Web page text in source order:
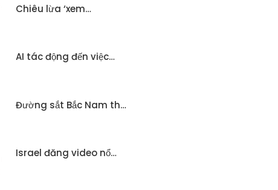
Chiêu lừa ‘xem…
AI tác động đến việc…
Đường sắt Bắc Nam th…
Israel đăng video nổ…